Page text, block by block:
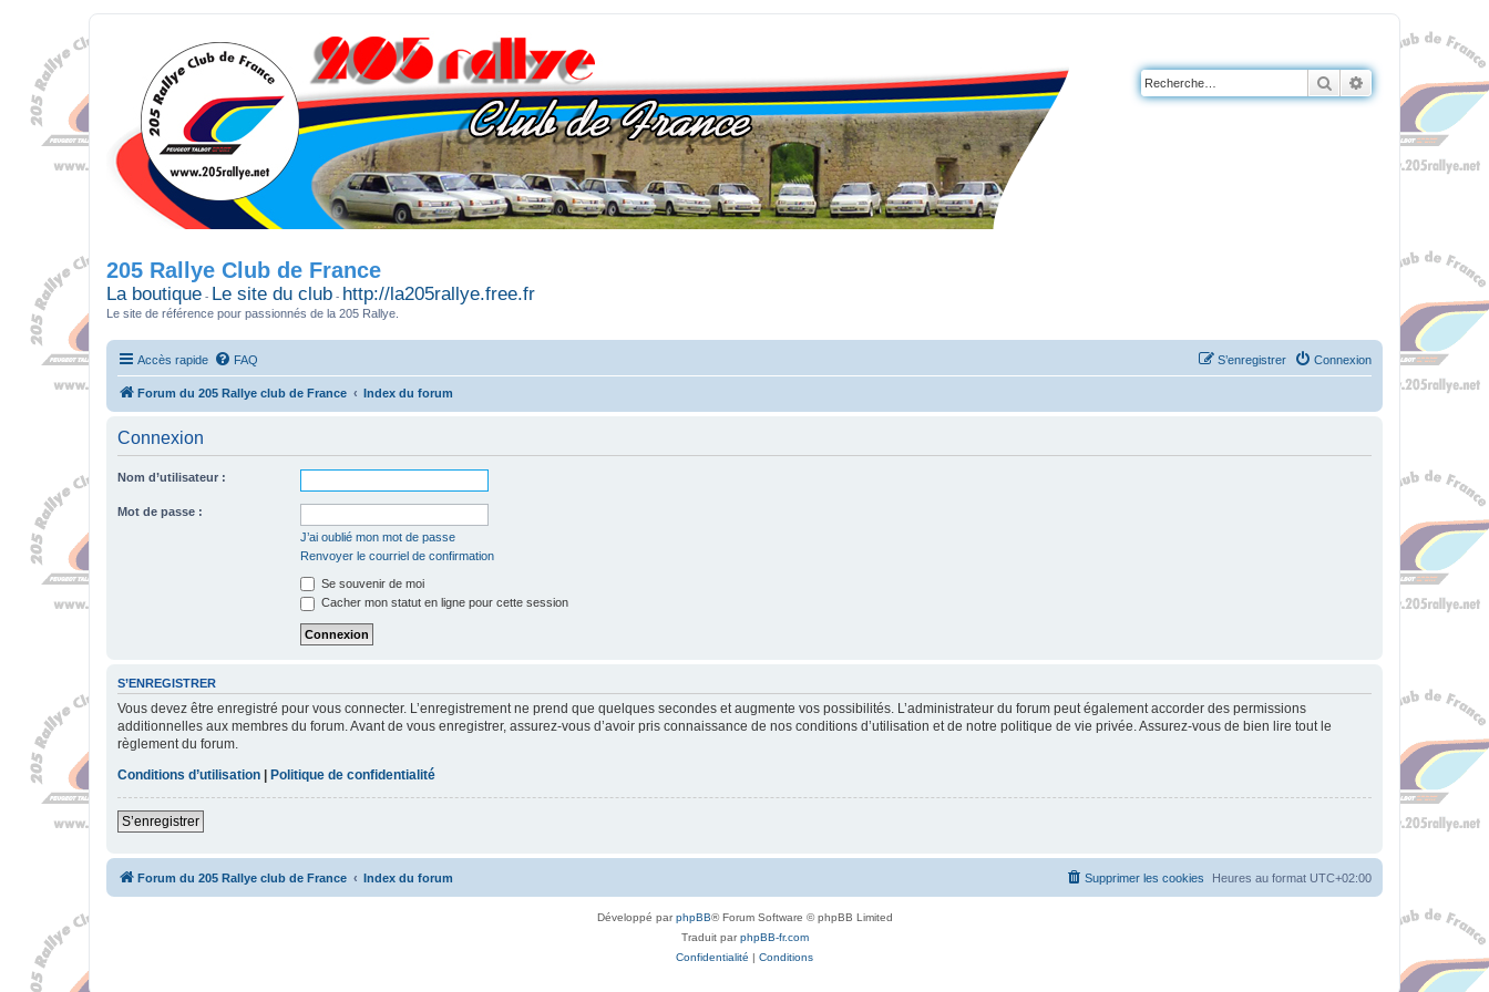
Rechercher
Recherche
205 Rallye Club de France
La boutique - Le site du club - http://la205rallye.free.fr
Le site de référence pour passionnés de la 205 Rallye.
Accès rapide FAQ Connexion
S’enregistrer
Forum du 205 Rallye club de France Index du forum
Connexion
Nom d’utilisateur :
Mot de passe :
J’ai oublié mon mot de passe
Renvoyer le courriel de confirmation
Se souvenir de moi
Cacher mon statut en ligne pour cette session
S’ENREGISTRER
Vous devez être enregistré pour vous connecter. L’enregistrement ne prend que quelques secondes et augmente vos possibilités. L’administrateur du forum peut également accorder des permissions
additionnelles aux membres du forum. Avant de vous enregistrer, assurez-vous d’avoir pris connaissance de nos conditions d’utilisation et de notre politique de vie privée. Assurez-vous de bien lire tout le
règlement du forum.
Conditions d’utilisation
Politique de confidentialité
S’enregistrer
Forum du 205 Rallye club de France Index du forum Heures au format UTC+02:00
Supprimer les cookies
Développé parphpBB® Forum Software © phpBB Limited
Traduit parphpBB-fr.com
Confidentialité | Conditions